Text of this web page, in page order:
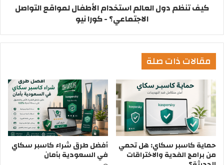
كيف تنظم دول العالم استخدام الأطفال لمواقع التواصل
الاجتماعي؟ - كورا نيو
مقالات ذات صلة
حماية كاسبر سكاي: هل تحمي
من برامج الفدية والاختراقات
أفضل طرق شراء كاسبر سكاي
في السعودية بأمان